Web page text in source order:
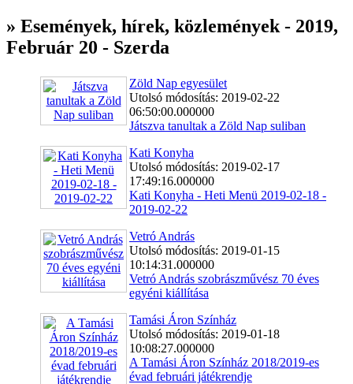
» Események, hírek, közlemények - 2019,
Február 20 - Szerda
Zöld Nap egyesület
Utolsó módosítás: 2019-02-22
06:50:00.000000
Játszva tanultak a Zöld Nap suliban
Kati Konyha
Utolsó módosítás: 2019-02-17
17:49:16.000000
Kati Konyha - Heti Menü 2019-02-18 -
2019-02-22
Vetró András
Utolsó módosítás: 2019-01-15
10:14:31.000000
Vetró András szobrászművész 70 éves
egyéni kiállítása
Tamási Áron Színház
Utolsó módosítás: 2019-01-18
10:08:27.000000
A Tamási Áron Színház 2018/2019-es
évad februári játékrendje